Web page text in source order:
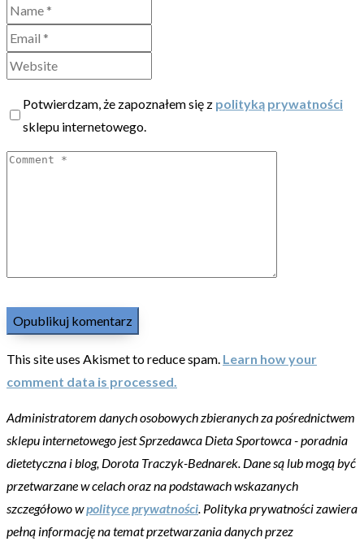
Potwierdzam, że zapoznałem się z polityką prywatności
sklepu internetowego.
This site uses Akismet to reduce spam. Learn how your
comment data is processed.
Administratorem danych osobowych zbieranych za pośrednictwem
sklepu internetowego jest Sprzedawca Dieta Sportowca - poradnia
dietetyczna i blog, Dorota Traczyk-Bednarek. Dane są lub mogą być
przetwarzane w celach oraz na podstawach wskazanych
szczegółowo wpolityce prywatności. Polityka prywatności zawiera
pełną informację na temat przetwarzania danych przez